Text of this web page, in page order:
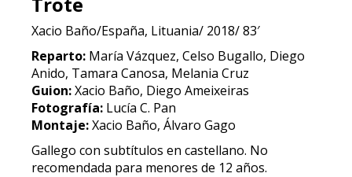
Xacio Baño/España, Lituania/ 2018/ 83′
Reparto: María Vázquez, Celso Bugallo, Diego
Anido, Tamara Canosa, Melania Cruz
Guion:Xacio Baño, Diego Ameixeiras
Fotografía: Lucía C. Pan
Montaje:Xacio Baño, Álvaro Gago
Gallego con subtítulos en castellano. No
recomendada para menores de 12 años.